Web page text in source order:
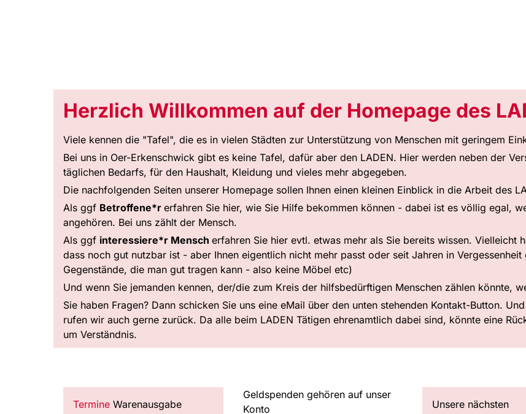
Herzlich Willkommen auf der Homepage des
Viele kennen die "Tafel", die es in vielen Städten zur Unterstützung von Menschen mit geringem
Bei uns in Oer-Erkenschwick gibt es keine Tafel, dafür aber den LADEN. Hier werden neben der
täglichen Bedarfs, für den Haushalt, Kleidung und vieles mehr abgegeben.
Die nachfolgenden Seiten unserer Homepage sollen Ihnen einen kleinen Einblick in die Arbeit des
Als ggf Betroffene*r erfahren Sie hier, wie Sie Hilfe bekommen können - dabei ist es völlig egal,
angehören. Bei uns zählt der Mensch.
Als ggf interessiere*r Mensch erfahren Sie hier evtl. etwas mehr als Sie bereits wissen. Vielleicht
dass noch gut nutzbar ist - aber Ihnen eigentlich nicht mehr passt oder seit Jahren in
Gegenstände, die man gut tragen kann - also keine Möbel etc)
Und wenn Sie jemanden kennen, der/die zum Kreis der hilfsbedürftigen Menschen zählen könnte,
Sie haben Fragen? Dann schicken Sie uns eine eMail über den unten stehenden Kontakt-Button.
rufen wir auch gerne zurück. Da alle beim LADEN Tätigen ehrenamtlich dabei sind, könnte eine
um Verständnis.
Termine Warenausgabe
Geldspenden gehören auf unser
Konto
Unsere nächsten